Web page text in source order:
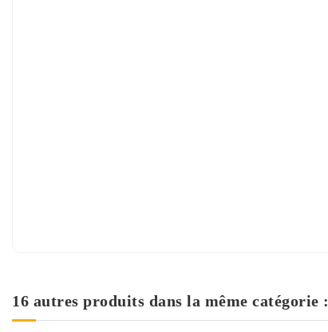
16 autres produits dans la même catégorie :